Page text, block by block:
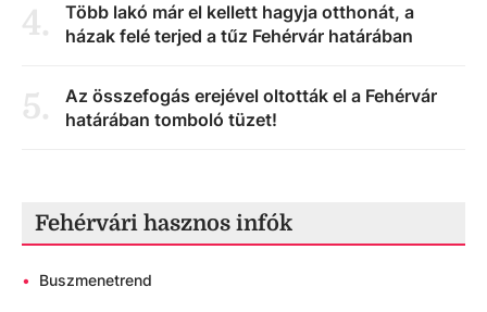
4.
Több lakó már el kellett hagyja otthonát, a
házak felé terjed a tűz Fehérvár határában
5.
Az összefogás erejével oltották el a Fehérvár
határában tomboló tüzet!
Fehérvári hasznos infók
• Buszmenetrend